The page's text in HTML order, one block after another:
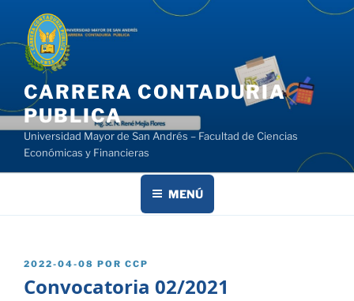
contenido
CARRERA CONTADURIA
PUBLICA
Universidad Mayor de San Andrés – Facultad de Ciencias
Económicas y Financieras
MENÚ
PUBLICADO
2022-04-08 POR CCP
Convocatoria 02/2021